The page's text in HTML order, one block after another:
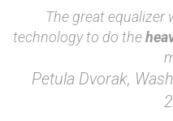
The great
technology to do the
Petula Dvorak,